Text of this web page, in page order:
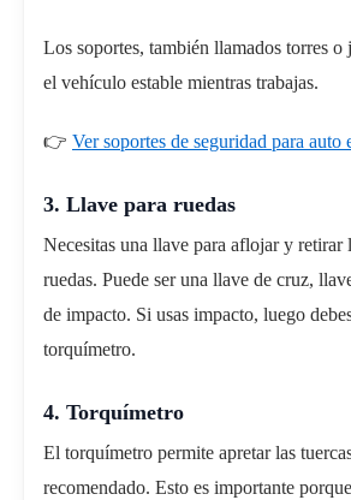
Los soportes, también llamados torres o
el vehículo estable mientras trabajas.
👉 Ver soportes de seguridad para auto
3. Llave para ruedas
Necesitas una llave para aflojar y retirar
ruedas. Puede ser una llave de cruz,
de impacto. Si usas impacto, luego
torquímetro.
4. Torquímetro
El torquímetro permite apretar las
recomendado. Esto es importante